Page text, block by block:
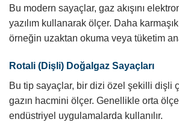
Bu modern sayaçlar, gaz akışını
yazılım kullanarak ölçer. Daha
örneğin uzaktan okuma veya tüketim
Rotali (Dişli) Doğalgaz Sayaçları
Bu tip sayaçlar, bir dizi özel şekilli dişli
gazın hacmini ölçer. Genellikle orta
endüstriyel uygulamalarda kullanılır.